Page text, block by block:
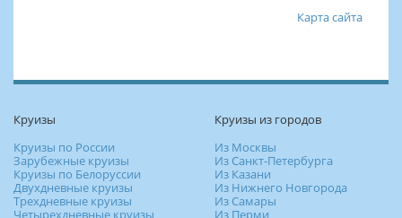
Карта сайта
Круизы
Круизы по России
Зарубежные круизы
Круизы по Белоруссии
Двухдневные круизы
Трехдневные круизы
Четырехдневные круизы
Круизы из городов
Из Москвы
Из Санкт-Петербурга
Из Казани
Из Нижнего Новгорода
Из Самары
Из Перми